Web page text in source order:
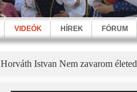
VIDEÓK HÍREK FÓRUM
Horváth Istvan Nem zavarom